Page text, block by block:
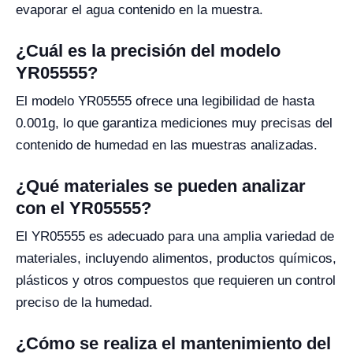
evaporar el agua contenido en la muestra.
¿Cuál es la precisión del modelo
YR05555?
El modelo YR05555 ofrece una legibilidad de hasta
0.001g, lo que garantiza mediciones muy precisas del
contenido de humedad en las muestras analizadas.
¿Qué materiales se pueden analizar
con el YR05555?
El YR05555 es adecuado para una amplia variedad de
materiales, incluyendo alimentos, productos químicos,
plásticos y otros compuestos que requieren un control
preciso de la humedad.
¿Cómo se realiza el mantenimiento del